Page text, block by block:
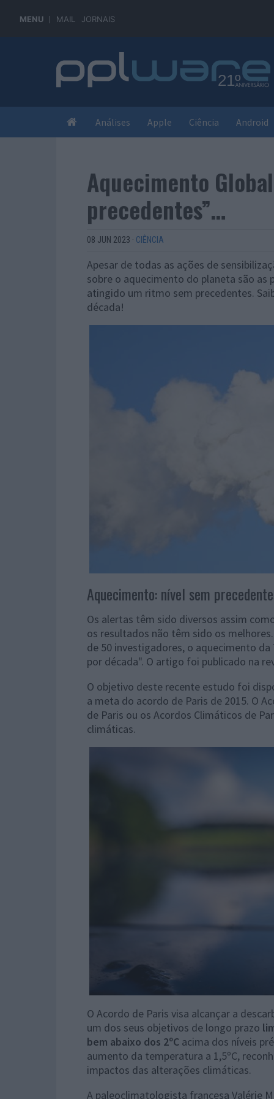
MENU MAIL JORNAIS
Análises Apple Ciência Android
Aquecimento
precedentes”…
08 JUN 2023 · CIÊNCIA
Apesar de todas as ações de
sobre o aquecimento do planeta são as
atingido um ritmo sem precedentes.
década!
Aquecimento: nível sem
Os alertas têm sido diversos assim
os resultados não têm sido os
de 50 investigadores, o aquecimento
por década". O artigo foi publicado na
O objetivo deste recente estudo foi
a meta do acordo de Paris de 2015. O
de Paris ou os Acordos Climáticos de
climáticas.
O Acordo de Paris visa alcançar a
um dos seus objetivos de longo prazo
bem abaixo dos 2ºC acima dos níveis
aumento da temperatura a 1,5ºC,
impactos das alterações climáticas.
A paleoclimatologista francesa Valérie